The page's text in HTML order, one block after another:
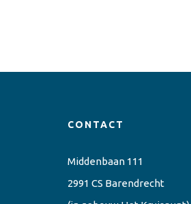
CONTACT
Middenbaan 111
2991 CS Barendrecht